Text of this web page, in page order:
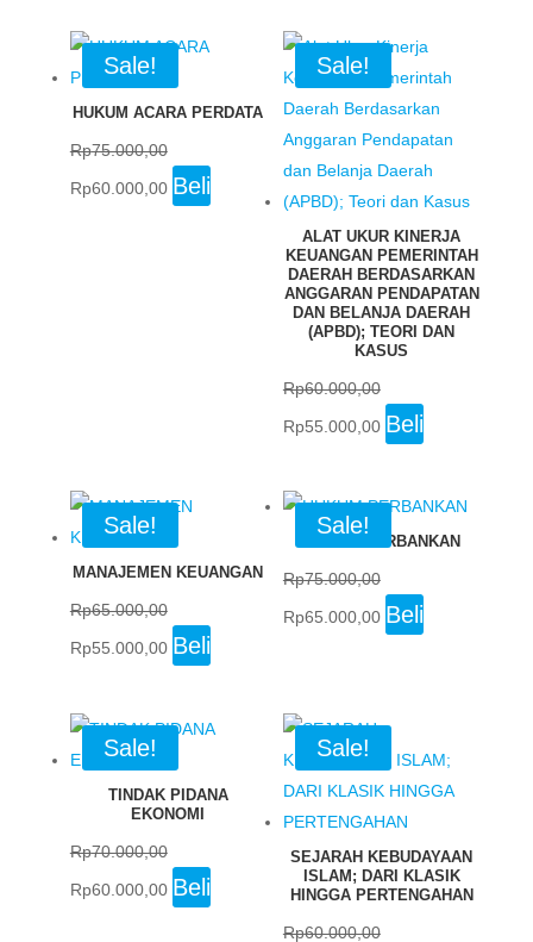
Rp75.000,00.
Rp65.000,00.
Sale!
HUKUM ACARA PERDATA
Rp75.000,00
Original
Rp60.000,00Current
price
Beli
Sale!
ALAT UKUR KINERJA
KEUANGAN PEMERINTAH
DAERAH BERDASARKAN
ANGGARAN PENDAPATAN
DAN BELANJA DAERAH
(APBD); TEORI DAN
KASUS
Rp60.000,00
Original
Rp60.000,00.
Rp55.000,00Current
price
Rp55.000,00.
Beli
Sale!
MANAJEMEN KEUANGAN
Rp65.000,00
Original
Rp65.000,00.
Rp55.000,00Current
price
Rp55.000,00.
Beli
Sale!
HUKUM PERBANKAN
Rp75.000,00
Original
Rp65.000,00Current
price
Beli
Sale!
TINDAK PIDANA
EKONOMI
Rp70.000,00
Original
Rp60.000,00Current
price
Beli
Sale!
SEJARAH KEBUDAYAAN
ISLAM; DARI KLASIK
HINGGA PERTENGAHAN
Rp60.000,00